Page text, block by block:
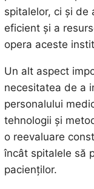
spitalelor, ci și de
eficient și a
opera aceste
Un alt aspect
necesitatea de a
personalului
tehnologii și
o reevaluare
încât spitalele să
pacienților.